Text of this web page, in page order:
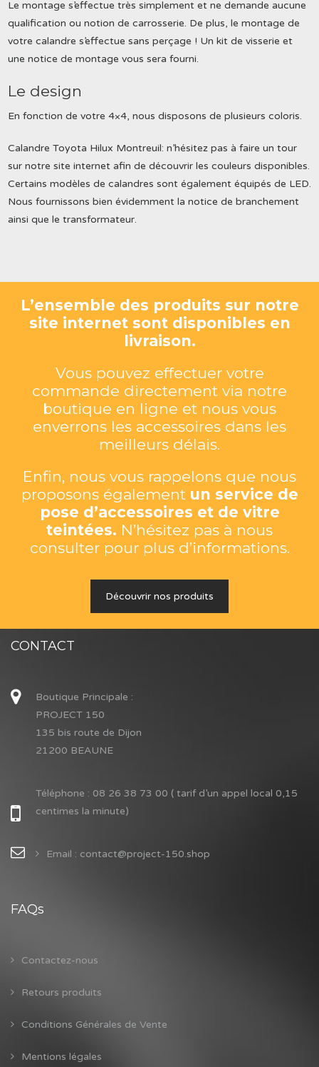
Le montage s’effectue très simplement et ne demande aucune
qualification ou notion de carrosserie. De plus, le montage de
votre calandre s’effectue sans perçage ! Un kit de visserie et
une notice de montage vous sera fourni.
Le design
En fonction de votre 4×4, nous disposons de plusieurs coloris.
Calandre Toyota Hilux Montreuil: n’hésitez pas à faire un tour
sur notre site internet afin de découvrir les couleurs disponibles.
Certains modèles de calandres sont également équipés de LED.
Nous fournissons bien évidemment la notice de branchement
ainsi que le transformateur.
L’ensemble des produits sur notre
site internet sont disponibles en
livraison.
Vous pouvez effectuer votre
commande directement via notre
boutique en ligne et nous vous
enverrons les accessoires dans les
meilleurs délais.
Enfin, nous vous rappelons que nous
proposons également un service de
pose d’accessoires et de vitre
teintées. N’hésitez pas à nous
consulter pour plus d’informations.
Découvrir nos produits
CONTACT
Boutique Principale :
PROJECT 150
135 bis route de Dijon
21200 BEAUNE
Téléphone : 08 26 38 73 00 ( tarif d’un appel local 0,15
centimes la minute)
Email : contact@project-150.shop
FAQs
Contactez-nous
Retours produits
Conditions Générales de Vente
Mentions légales